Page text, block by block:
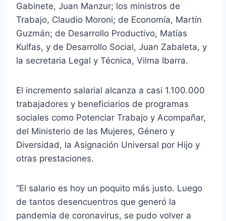
Gabinete, Juan Manzur; los ministros de
Trabajo, Claudio Moroni; de Economía, Martín
Guzmán; de Desarrollo Productivo, Matías
Kulfas, y de Desarrollo Social, Juan Zabaleta, y
la secretaria Legal y Técnica, Vilma Ibarra.
El incremento salarial alcanza a casi 1.100.000
trabajadores y beneficiarios de programas
sociales como Potenciar Trabajo y Acompañar,
del Ministerio de las Mujeres, Género y
Diversidad, la Asignación Universal por Hijo y
otras prestaciones.
“El salario es hoy un poquito más justo. Luego
de tantos desencuentros que generó la
pandemia de coronavirus, se pudo volver a